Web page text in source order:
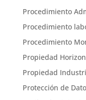
Procedimiento
Procedimiento
Procedimiento
Propiedad
Propiedad
Protección de